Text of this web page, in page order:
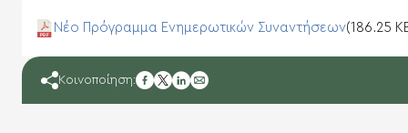
Νέο Πρόγραμμα Ενημερωτικών Συναντήσεων(186.25
Κοινοποίηση: facebook
twitter
linkedin
mail